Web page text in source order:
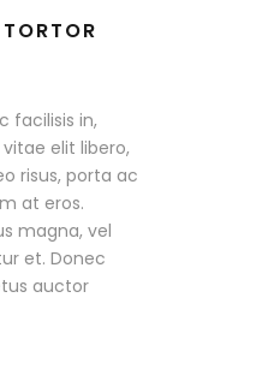
facilisis in,
elit libero,
risus, porta ac
at eros.
magna, vel
et. Donec
auctor